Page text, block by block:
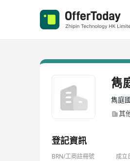
雋
雋庭
其
登記資訊
BRN/工商註冊號 成立